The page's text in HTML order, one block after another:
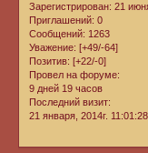
Зарегистрирован: 21
Приглашений: 0
Сообщений: 1263
Уважение: [+49/-64]
Позитив: [+22/-0]
Провел на форуме:
9 дней 19 часов
Последний визит:
21 января, 2014г. 11:01:28